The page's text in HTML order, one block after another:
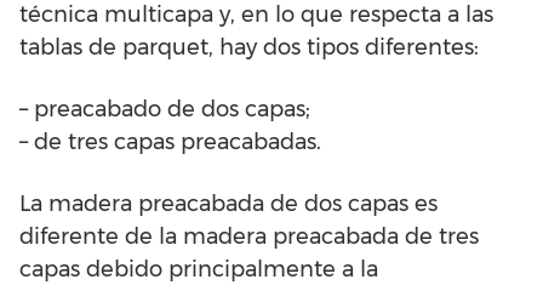
técnica multicapa y, en lo que respecta a las
tablas de parquet, hay dos tipos diferentes:
– preacabado de dos capas;
– de tres capas preacabadas.
La madera preacabada de dos capas es
diferente de la madera preacabada de tres
capas debido principalmente a la